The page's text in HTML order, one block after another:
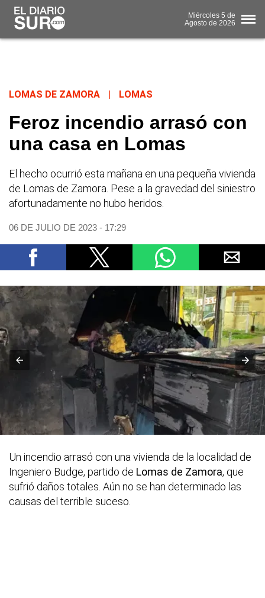
Miércoles 5 de
Agosto de 2026
LOMAS DE ZAMORA LOMAS
Feroz incendio arrasó con
una casa en Lomas
El hecho ocurrió esta mañana en una pequeña vivienda
de Lomas de Zamora. Pese a la gravedad del siniestro
afortunadamente no hubo heridos.
06 DE JULIO DE 2023 - 17:29
Un incendio arrasó con una vivienda de la localidad de
Ingeniero Budge, partido de Lomas de Zamora, que
sufrió daños totales. Aún no se han determinado las
causas del terrible suceso.